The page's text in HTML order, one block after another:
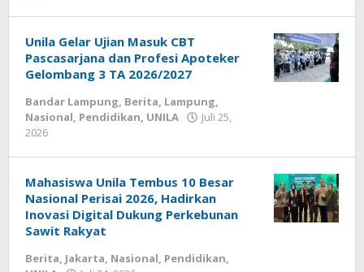
Unila Gelar Ujian Masuk CBT
Pascasarjana dan Profesi Apoteker
Gelombang 3 TA 2026/2027
Bandar Lampung, Berita, Lampung,
Nasional, Pendidikan, UNILA
Juli 25,
2026
Mahasiswa Unila Tembus 10 Besar
Nasional Perisai 2026, Hadirkan
Inovasi Digital Dukung Perkebunan
Sawit Rakyat
Berita, Jakarta, Nasional, Pendidikan,